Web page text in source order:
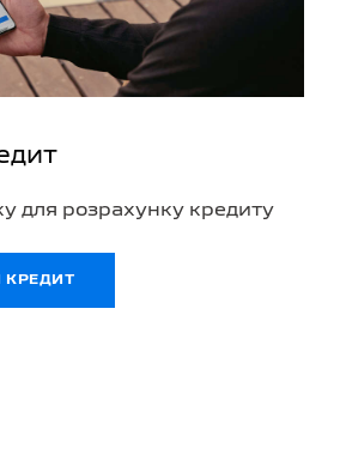
для розрахунку кредиту
КРЕДИТ